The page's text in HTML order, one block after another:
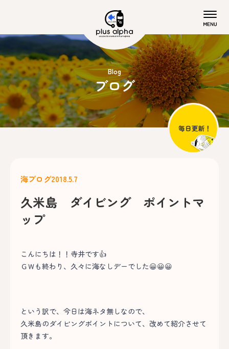
Blog
ブログ
海ブログ2018.5.7
久米島 ダイビング ポイントマ
ップ
こんにちは！！寺井です👍
ＧＷも終わり、久々に海なしデーでした😀😀😀
という訳で、今日は海ネタ無しなので、
久米島のダイビングポイントについて、改めて紹介させて
頂きます。